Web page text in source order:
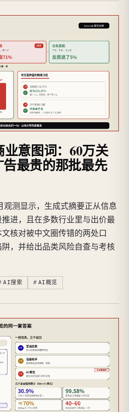
意图词：60万关
最贵的那批最先
测显示，生成式摘要正从信息
进，且在多数行业里与出价最
核对被中文圈传错的两处口
，并给出品类风险自查与考核
AI搜索 AI概览